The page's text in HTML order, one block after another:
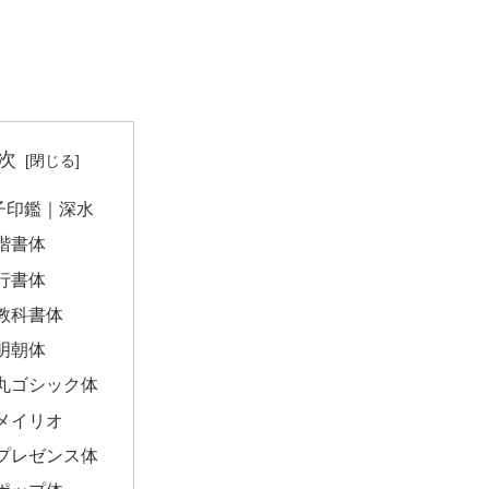
印鑑｜深水
書体
書体
科書体
朝体
ゴシック体
イリオ
レゼンス体